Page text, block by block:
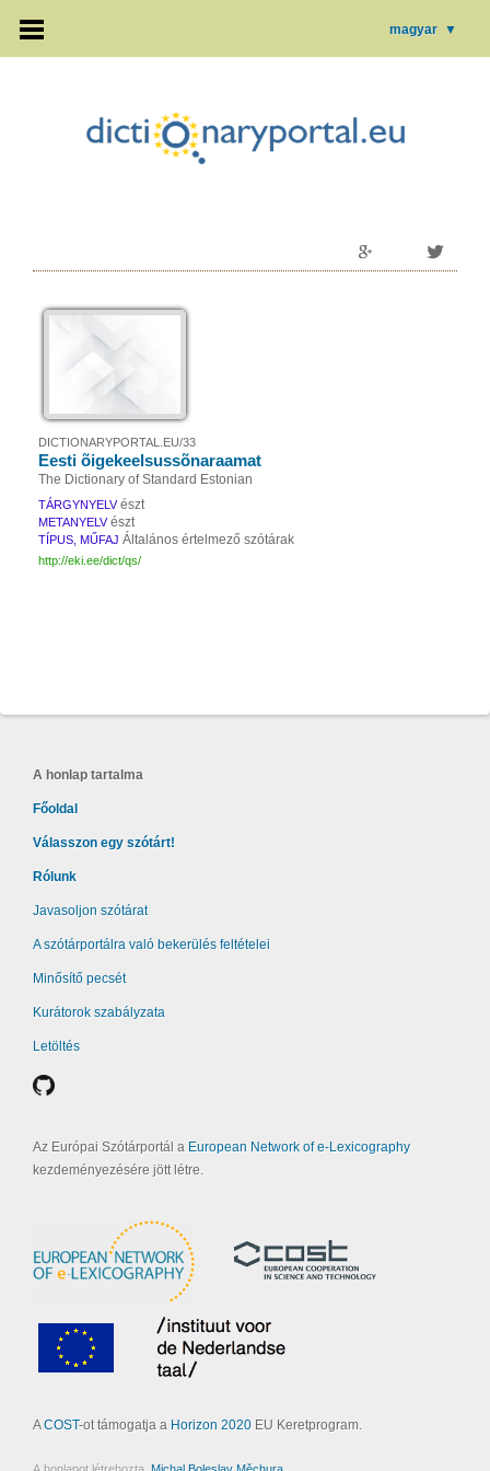
magyar ▼
DICTIONARYPORTAL.EU/33
Eesti õigekeelsussõnaraamat
The Dictionary of Standard Estonian
TÁRGYNYELV észt
METANYELV észt
TÍPUS, MŰFAJ Általános értelmező szótárak
http://eki.ee/dict/qs/
A honlap tartalma
Főoldal
Válasszon egy szótárt!
Rólunk
Javasoljon szótárat
A szótárportálra való bekerülés feltételei
Minősítő pecsét
Kurátorok szabályzata
Letöltés
Az Európai Szótárportál a European Network of e-Lexicography
kezdeményezésére jött létre.
ACOST-ot támogatja a Horizon 2020 EU Keretprogram.